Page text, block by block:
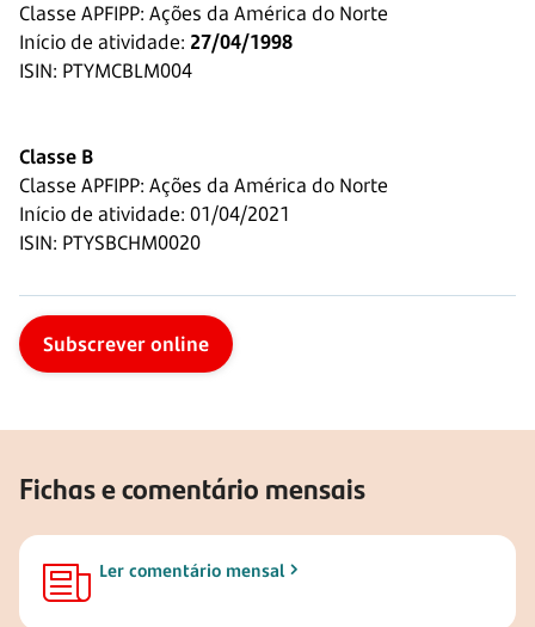
Classe APFIPP: Ações da América do Norte
Início de atividade: 27/04/1998
ISIN: PTYMCBLM004
Classe B
Classe APFIPP: Ações da América do Norte
Início de atividade: 01/04/2021
ISIN: PTYSBCHM0020
Subscrever online
Fichas e comentário mensais
Ler comentário mensal